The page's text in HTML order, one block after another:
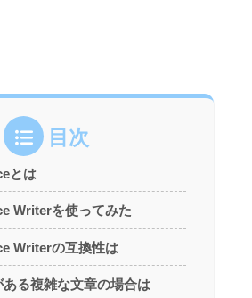
目次
とは
Writerを使ってみた
Writerの互換性は
る複雑な文章の場合は